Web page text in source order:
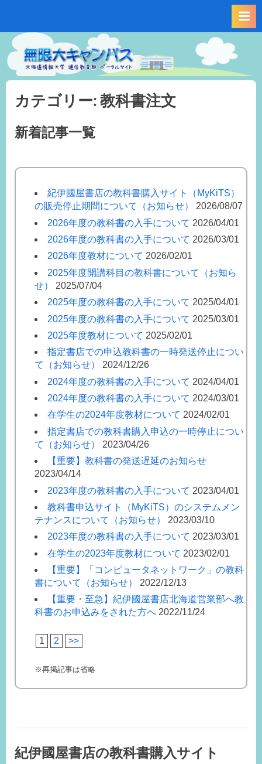
content
カテゴリー:教科書注文
新着記事一覧
紀伊國屋書店の教科書購入サイト（MyKiTS）
の販売停止期間について（お知らせ）
2026/08/07
2026年度の教科書の入手について 2026/04/01
2026年度の教科書の入手について 2026/03/01
2026年度教材について 2026/02/01
2025年度開講科目の教科書について（お知ら
せ）
2025/07/04
2025年度の教科書の入手について 2025/04/01
2025年度の教科書の入手について 2025/03/01
2025年度教材について 2025/02/01
指定書店での申込教科書の一時発送停止につい
て（お知らせ）
2024/12/26
2024年度の教科書の入手について 2024/04/01
2024年度の教科書の入手について 2024/03/01
在学生の2024年度教材について 2024/02/01
指定書店での教科書購入申込の一時停止につい
て（お知らせ）
2023/04/26
【重要】教科書の発送遅延のお知らせ
2023/04/14
2023年度の教科書の入手について 2023/04/01
教科書申込サイト（MyKiTS）のシステムメン
テナンスについて（お知らせ）
2023/03/10
2023年度の教科書の入手について 2023/03/01
在学生の2023年度教材について 2023/02/01
【重要】「コンピュータネットワーク」の教科
書について（お知らせ）
2022/12/13
【重要・至急】紀伊國屋書店北海道営業部へ教
科書のお申込みをされた方へ 2022/11/24
1 2 >>
※再掲記事は省略
紀伊國屋書店の教科書購入サイト